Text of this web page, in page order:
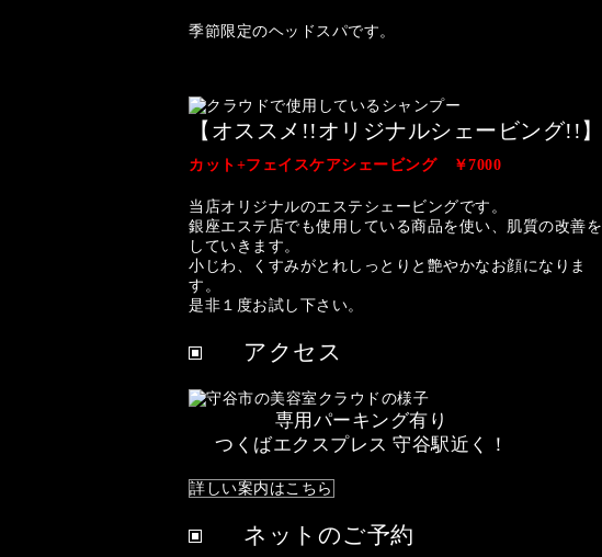
季節限定のヘッドスパです。
【オススメ!!オリジナルシェービング!!】
カット+フェイスケアシェービング ￥7000
当店オリジナルのエステシェービングです。
銀座エステ店でも使用している商品を使い、肌質の改善を
していきます。
小じわ、くすみがとれしっとりと艶やかなお顔になりま
す。
是非１度お試し下さい。
アクセス
専用パーキング有り
つくばエクスプレス 守谷駅近く！
詳しい案内はこちら
ネットのご予約